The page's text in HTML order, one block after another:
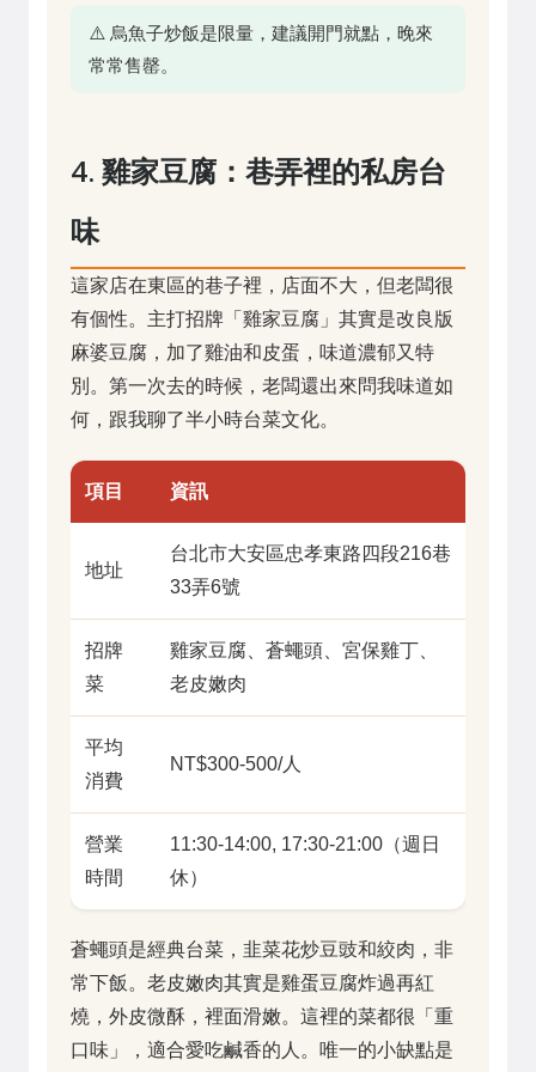
⚠️ 烏魚子炒飯是限量，建議開門就點，晚來
常常售罄。
4. 雞家豆腐：巷弄裡的私房台
味
這家店在東區的巷子裡，店面不大，但老闆很
有個性。主打招牌「雞家豆腐」其實是改良版
麻婆豆腐，加了雞油和皮蛋，味道濃郁又特
別。第一次去的時候，老闆還出來問我味道如
何，跟我聊了半小時台菜文化。
項目 資訊
地址
台北市大安區忠孝東路四段216巷
33弄6號
招牌
菜
雞家豆腐、蒼蠅頭、宮保雞丁、
老皮嫩肉
平均
消費
NT$300-500/人
營業
時間
11:30-14:00, 17:30-21:00（週日
休）
蒼蠅頭是經典台菜，韭菜花炒豆豉和絞肉，非
常下飯。老皮嫩肉其實是雞蛋豆腐炸過再紅
燒，外皮微酥，裡面滑嫩。這裡的菜都很「重
口味」，適合愛吃鹹香的人。唯一的小缺點是